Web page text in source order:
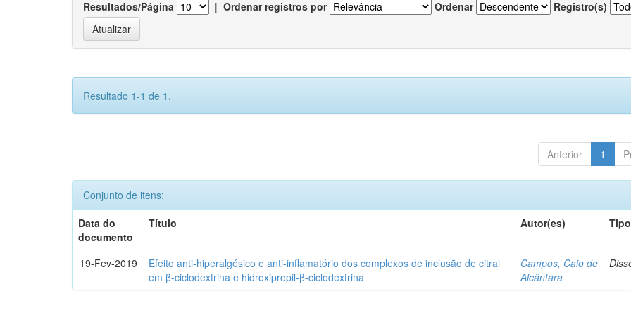
Resultados/Página | Ordenar registros por Ordenar Registro(s)
Resultado 1-1 de 1.
Anterior 1
Conjunto de itens:
Data do
documento
Título Autor(es) Tipo
19-Fev-2019
Efeito anti-hiperalgésico e anti-inflamatório dos complexos de inclusão de citral
em β-ciclodextrina e hidroxipropil-β-ciclodextrina
Campos, Caio de
Alcântara